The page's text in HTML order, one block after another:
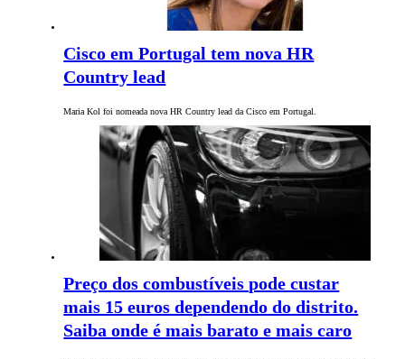
Cisco em Portugal tem nova HR
Country lead
Maria Kol foi nomeada nova HR Country lead da Cisco em Portugal.
Preço dos combustíveis pode custar
mais 15 euros dependendo do distrito.
Saiba onde é mais barato e mais caro